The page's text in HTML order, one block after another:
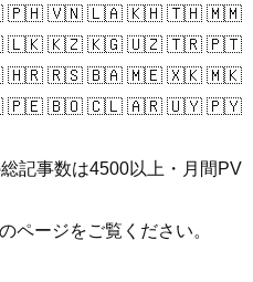
🇵🇭 🇻🇳 🇱🇦 🇰🇭 🇹🇭 🇲🇲
🇱🇰 🇰🇿 🇰🇬 🇺🇿 🇹🇷 🇵🇹
🇭🇷 🇷🇸 🇧🇦 🇲🇪 🇽🇰 🇲🇰
🇵🇪 🇧🇴 🇨🇱 🇦🇷 🇺🇾 🇵🇾
記事数は4500以上・月間PV
ページをご覧ください。